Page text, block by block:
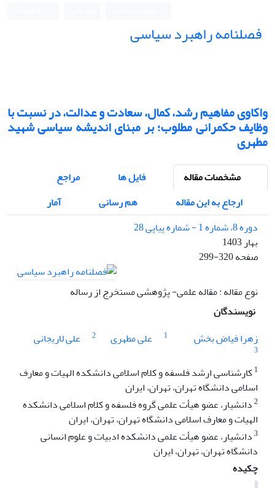
فصلنامه راهبرد سیاسی
واکاوی مفاهیم رشد، کمال، سعادت و عدالت، در نسبت با
وظایف حکمرانی مطلوب؛ بر مبنای اندیشه سیاسی شهید
مطهری
مشخصات مقاله فایل ها
مراجع
ارجاع به این مقاله
هم رسانی
آمار
دوره 8، شماره 1 - شماره پیاپی 28
بهار 1403
صفحه299-320
نوع مقاله : مقاله علمی- پژوهشی مستخرج از رساله
نویسندگان
زهرا فیاض بخش
1 علی مطهری 2 علی لاریجانی
3
1کارشناسی ارشد فلسفه و کلام اسلامی دانشکده الهیات و معارف
اسلامی دانشگاه تهران، تهران، ایران
2دانشیار، عضو هیأت علمی گروه فلسفه و کلام اسلامی دانشکده
الهیات و معارف اسلامی دانشگاه تهران، تهران، ایران
3دانشیار، عضو هیأت علمی دانشکده ادبیات و علوم انسانی
دانشگاه تهران، تهران، ایران
چکیده